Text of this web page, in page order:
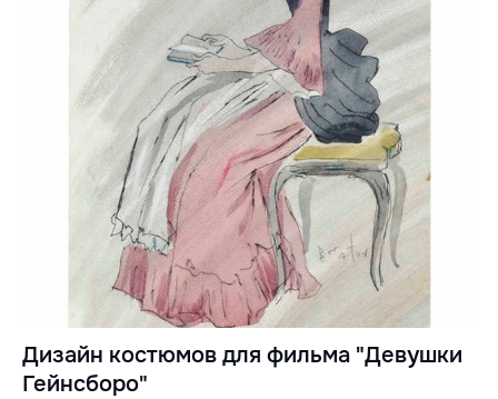
Дизайн костюмов для фильма "Девушки
Гейнсборо"